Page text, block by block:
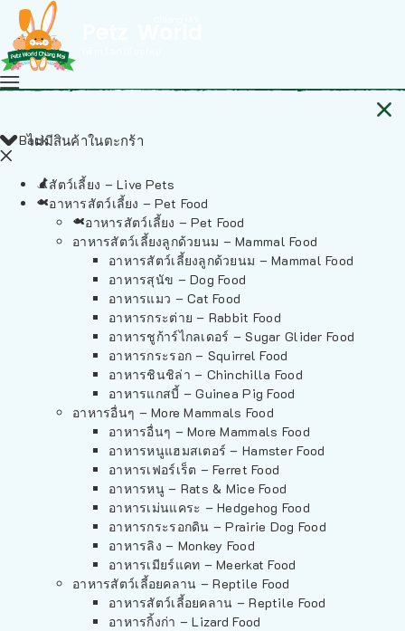
ไม่มีสินค้าในตะกร้า
Back
สัตว์เลี้ยง – Live Pets
อาหารสัตว์เลี้ยง – Pet Food
อาหารสัตว์เลี้ยง – Pet Food
อาหารสัตว์เลี้ยงลูกด้วยนม – Mammal Food
อาหารสัตว์เลี้ยงลูกด้วยนม – Mammal Food
อาหารสุนัข – Dog Food
อาหารแมว – Cat Food
อาหารกระต่าย – Rabbit Food
อาหารชูก้าร์ไกลเดอร์ – Sugar Glider Food
อาหารกระรอก – Squirrel Food
อาหารชินชิล่า – Chinchilla Food
อาหารแกสบี้ – Guinea Pig Food
อาหารอื่นๆ – More Mammals Food
อาหารอื่นๆ – More Mammals Food
อาหารหนูแฮมสเตอร์ – Hamster Food
อาหารเฟอร์เร็ต – Ferret Food
อาหารหนู – Rats & Mice Food
อาหารเม่นแคระ – Hedgehog Food
อาหารกระรอกดิน – Prairie Dog Food
อาหารลิง – Monkey Food
อาหารเมียร์แคท – Meerkat Food
อาหารสัตว์เลี้อยคลาน – Reptile Food
อาหารสัตว์เลี้อยคลาน – Reptile Food
อาหารกิ้งก่า – Lizard Food